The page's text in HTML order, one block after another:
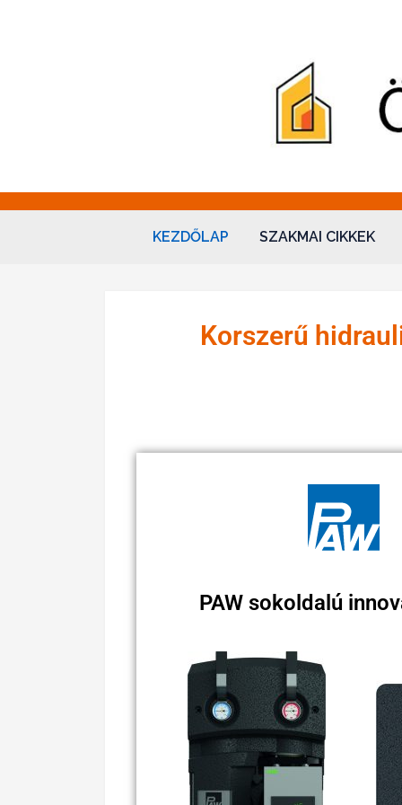
Hidraulika –
"Sol omnibus licet"
KEZDŐLAP SZAKMAI CIKKEK
Korszerű
PAW sokoldalú